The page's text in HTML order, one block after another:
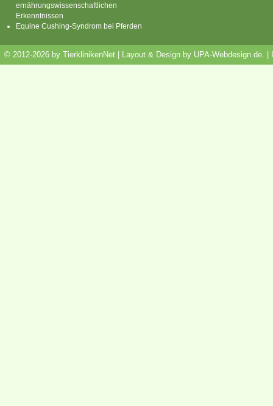
ernährungswissenschaftlichen
Erkenntnissen
Equine Cushing-Syndrom bei Pferden
© 2012-2026 by TierklinikenNet | Layout & Design by UPA-Webdesign.de.